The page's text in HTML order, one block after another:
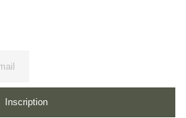
Inscription